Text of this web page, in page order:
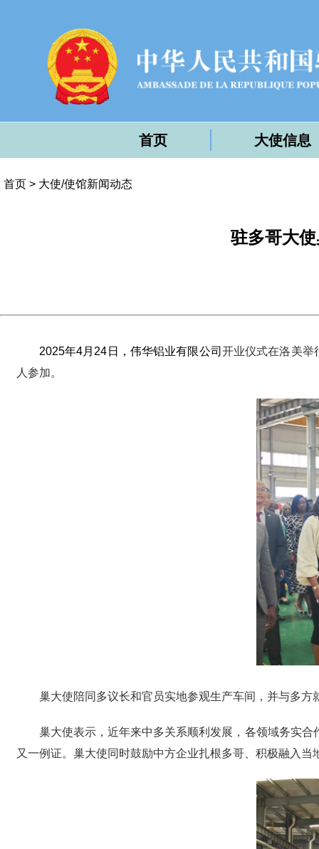
首页 大使信息
首页 > 大使/使馆新闻动态
驻多哥大
2025年4月24日，伟华铝业有限公司 开业仪式在洛美举
人参加。
巢大使陪同多议长和官员实地参观生产车间，并与多
巢大使表示，近年来中多关系顺利发展，各领域务实
又一例证。巢大使同时鼓励中方企业扎根多哥、积极融入